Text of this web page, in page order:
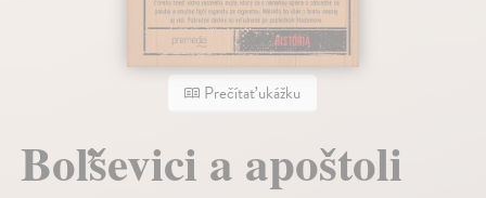
Prečítať ukážku
Boľševici a apoštoli